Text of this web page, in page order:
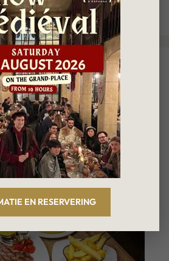
specialiteiten die je
proeven tijdens je
Roy d'Espagne
EN RESERVERING